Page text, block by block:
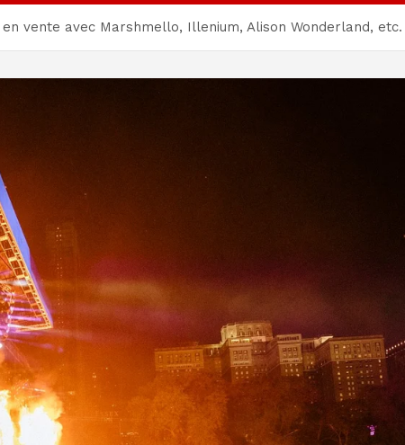
vente avec Marshmello, Illenium, Alison Wonderland, etc.